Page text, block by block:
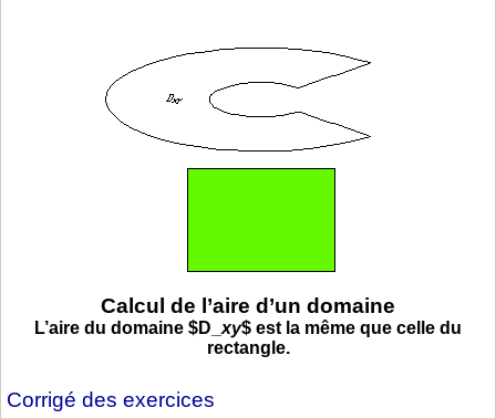
Calcul de l’aire d’un domaine
L’aire du domaine $D_ xy$ est la même que celle du
rectangle.
Corrigé des exercices